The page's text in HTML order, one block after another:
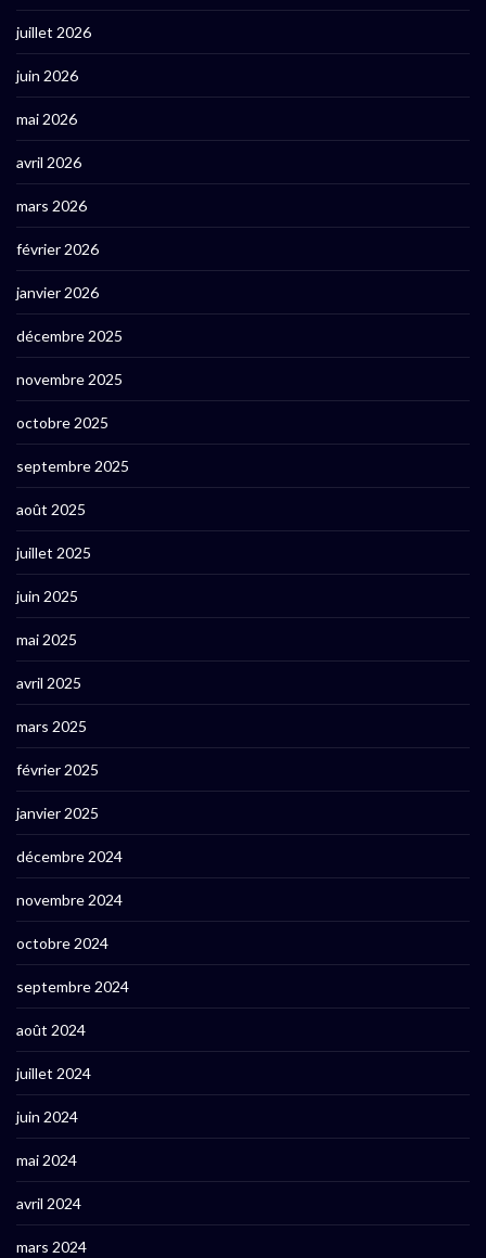
juillet 2026
juin 2026
mai 2026
avril 2026
mars 2026
février 2026
janvier 2026
décembre 2025
novembre 2025
octobre 2025
septembre 2025
août 2025
juillet 2025
juin 2025
mai 2025
avril 2025
mars 2025
février 2025
janvier 2025
décembre 2024
novembre 2024
octobre 2024
septembre 2024
août 2024
juillet 2024
juin 2024
mai 2024
avril 2024
mars 2024